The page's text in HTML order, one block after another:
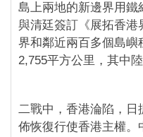
島上兩地的新邊界用鐵
與清廷簽訂《展拓香
界和鄰近兩百多個島嶼
2,755平方公里，其中
二戰中，香港淪陷，
佈恢復行使香港主權